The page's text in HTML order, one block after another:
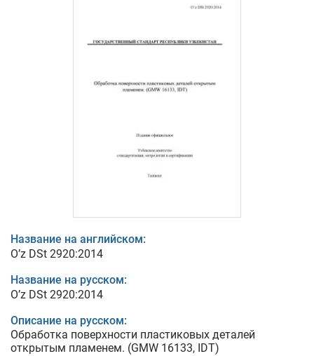
Название на английском:
O’z DSt 2920:2014
Название на русском:
O’z DSt 2920:2014
Описание на русском:
Обработка поверхности пластиковых деталей
открытым пламенем. (GMW 16133, IDT)